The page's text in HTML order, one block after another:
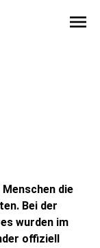
menu
die
Bei der
wurden im
offiziell